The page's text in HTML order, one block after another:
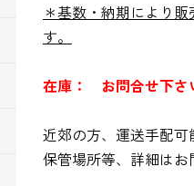
＊基数・納期により
す。
在庫： お問合せ下さ
近郊の方、運送手配
保管場所等、詳細は